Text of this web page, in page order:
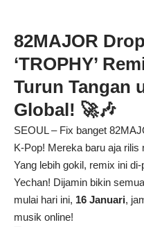
82MAJOR
‘TROPHY’
Turun Tangan
Global! 🚀🎶
SEOUL – Fix banget
K-Pop! Mereka baru aja rilis
Yang lebih gokil, remix ini
Yechan! Dijamin bikin
mulai hari ini, 16 Januari,
musik online!